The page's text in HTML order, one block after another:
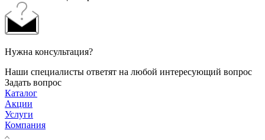
Нужна консультация?
Наши специалисты ответят на любой интересующий вопрос
Задать вопрос
Каталог
Акции
Услуги
Компания